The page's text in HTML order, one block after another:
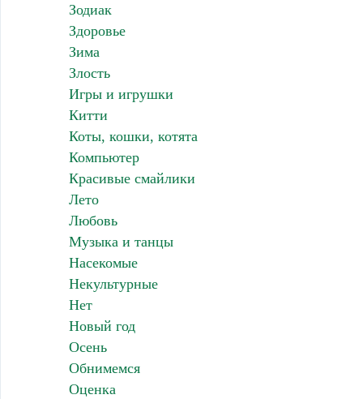
Зодиак
Здоровье
Зима
Злость
Игры и игрушки
Китти
Коты, кошки, котята
Компьютер
Красивые смайлики
Лето
Любовь
Музыка и танцы
Насекомые
Некультурные
Нет
Новый год
Осень
Обнимемся
Оценка